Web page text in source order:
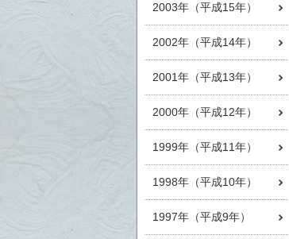
2003年（平成15年）
2002年（平成14年）
2001年（平成13年）
2000年（平成12年）
1999年（平成11年）
1998年（平成10年）
1997年（平成9年）